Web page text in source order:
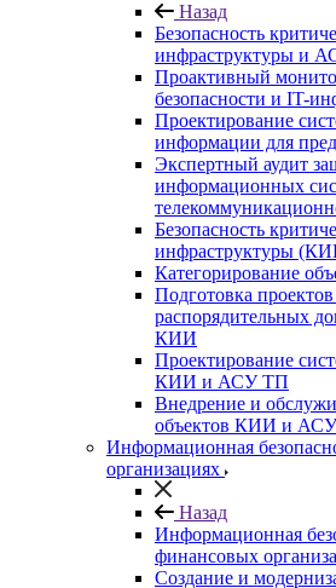
Назад
Безопасность
инфраструктуры и
Проактивный
безопасности и IT-
Проектирование
информации для
Экспертный аудит
информационных
Безопасность
инфраструктуры
Категорирование
Подготовка
распорядительных
КИИ
Проектирование
КИИ и АСУ ТП
Внедрение и
объектов КИИ и
Информационная
организациях
Назад
Информационная
финансовых
Создание и